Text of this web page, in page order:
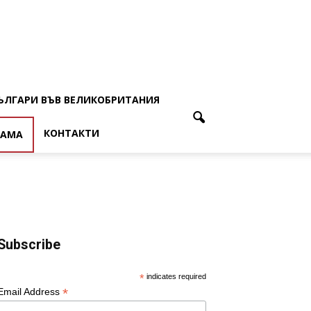
ВЪВ ВЕЛИКОБРИТАНИЯ
КОНТАКТИ
* indicates required
Address *